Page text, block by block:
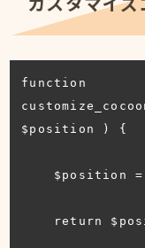
function
$position ) {